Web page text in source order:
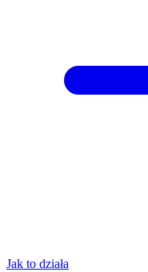
Jak to działa